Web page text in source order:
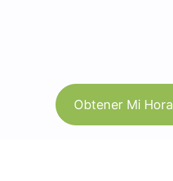
Obtener Mi